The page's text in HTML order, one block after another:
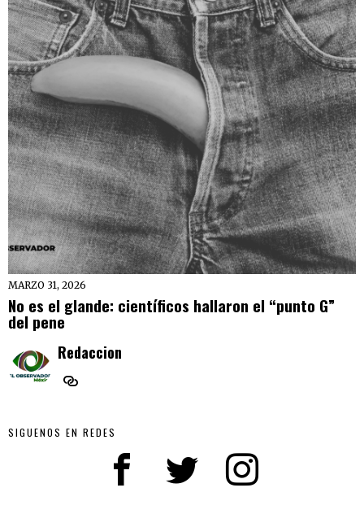
MARZO 31, 2026
No es el glande: científicos hallaron el “punto G”
del pene
Redaccion
SIGUENOS EN REDES